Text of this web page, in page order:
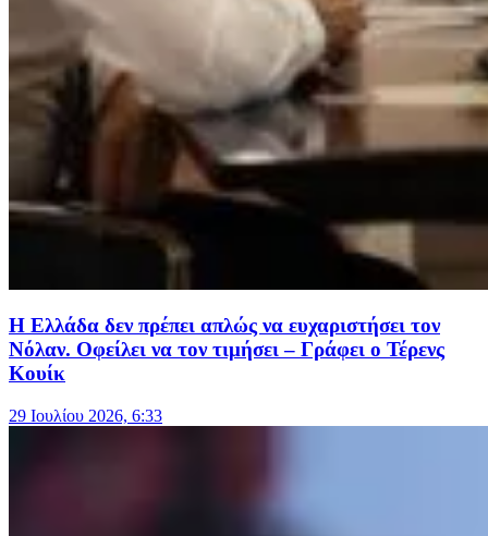
Η Ελλάδα δεν πρέπει απλώς να ευχαριστήσει τον
Νόλαν. Οφείλει να τον τιμήσει – Γράφει ο Τέρενς
Κουίκ
29 Ιουλίου 2026, 6:33